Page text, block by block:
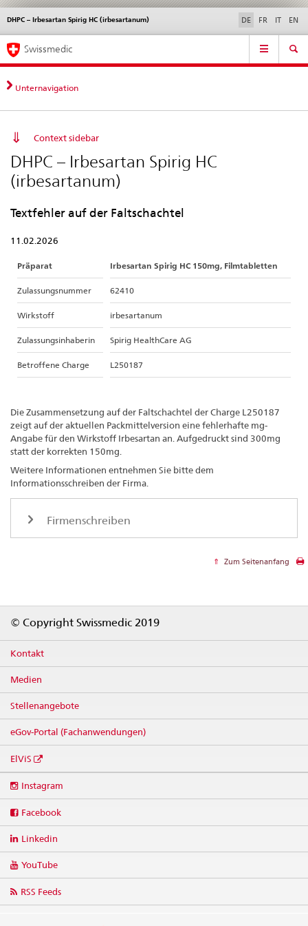
Direktnavigation
News,
Rechtsgrundlagen,
Kontakt
News & Updates Kontakt | Support & Hilfe
DHPC – Irbesartan Spirig HC (irbesartanum)
Sprachwahl DE FR IT EN
Service
Hauptnavigation
Swissmedic
Unternavigation
Context sidebar
DHPC – Irbesartan Spirig HC
(irbesartanum)
Textfehler auf der Faltschachtel
11.02.2026
Präparat Irbesartan Spirig HC 150mg, Filmtabletten
Zulassungsnummer 62410
Wirkstoff irbesartanum
Zulassungsinhaberin Spirig HealthCare AG
Betroffene Charge L250187
Die Zusammensetzung auf der Faltschachtel der Charge L250187
zeigt auf der aktuellen Packmittelversion eine fehlerhafte mg-
Angabe für den Wirkstoff Irbesartan an. Aufgedruckt sind 300mg
statt der korrekten 150mg.
Weitere Informationen entnehmen Sie bitte dem
Informationsschreiben der Firma.
Firmenschreiben
Zum Seitenanfang
© Copyright Swissmedic 2019
Kontakt
Medien
Stellenangebote
eGov-Portal (Fachanwendungen)
ElViS
media
Instagram
Facebook
Linkedin
YouTube
RSS Feeds